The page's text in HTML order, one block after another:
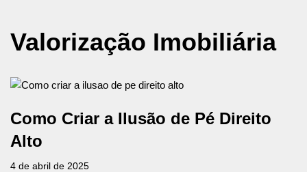
Valorização Imobiliária
Como Criar a Ilusão de Pé Direito
Alto
4 de abril de 2025